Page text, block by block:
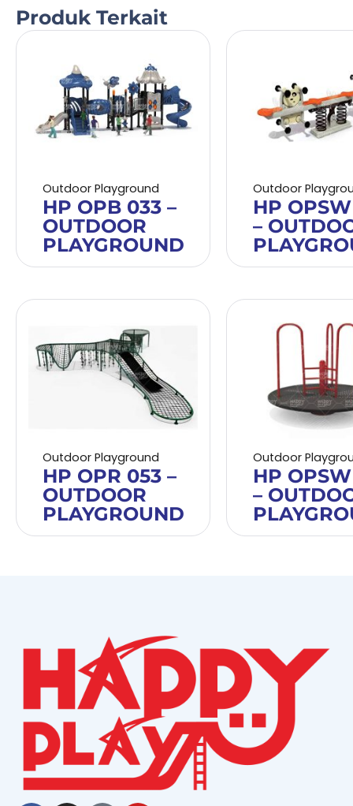
Produk Terkait
Outdoor Playground
HP OPB 033 –
OUTDOOR
PLAYGROUND
Outdoor
HP
–
Outdoor Playground
HP OPR 053 –
OUTDOOR
PLAYGROUND
Outdoor
HP
–